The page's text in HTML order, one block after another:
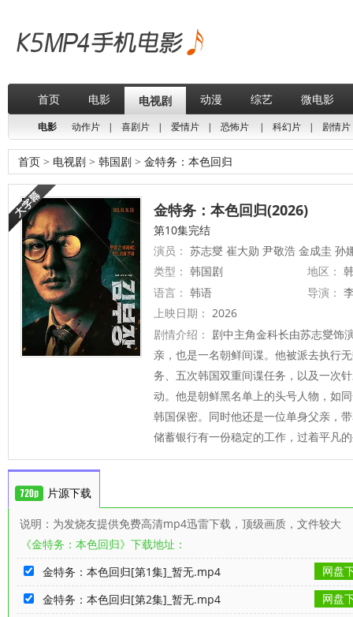
首页 电影 电视剧 动漫 综艺 微电影
电影 动作片 | 喜剧片 | 爱情片 | 恐怖片 | 科幻片 | 剧情片
首页 > 电视剧 > 韩国剧 > 金特务：本色回归
金特务：本色回归(2026)
第10集完结
演员： 苏志燮 崔大勋 尹敬浩 金成圭 孙
类型： 韩国剧 地区：
语言： 韩语 导演：
上映日期： 2026
剧情介绍： 剧中主角金科长由苏志燮饰
亲，也是一名朝鲜间谍。他被派去执行
务、五次韩国双重间谍任务，以及一次
动。他是朝鲜黑名单上的头号人物，如
韩国保密。同时他还是一位单身父亲，
储蓄银行有一份稳定的工作，过着平凡
片源下载
说明：为发烧友提供免费高清mp4迅雷下载，顶级画质，文件较大
《金特务：本色回归》下载地址：
金特务：本色回归[第1集]_暂无.mp4
网盘
金特务：本色回归[第2集]_暂无.mp4
网盘